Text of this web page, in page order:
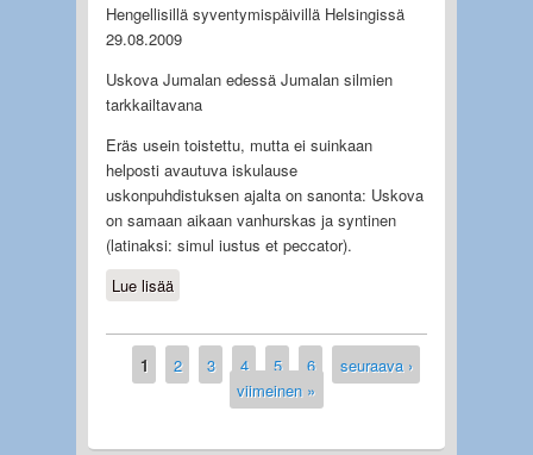
Hengellisillä syventymispäivillä Helsingissä
29.08.2009
Uskova Jumalan edessä Jumalan silmien
tarkkailtavana
Eräs usein toistettu, mutta ei suinkaan
helposti avautuva iskulause
uskonpuhdistuksen ajalta on sanonta: Uskova
on samaan aikaan vanhurskas ja syntinen
(latinaksi: simul iustus et peccator).
Lue lisääabout Samaan aikaan vanhurskas ja
Sivut
1 2 3 4 5 6
seuraava ›
viimeinen »